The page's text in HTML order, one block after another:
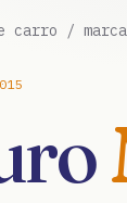
carro /